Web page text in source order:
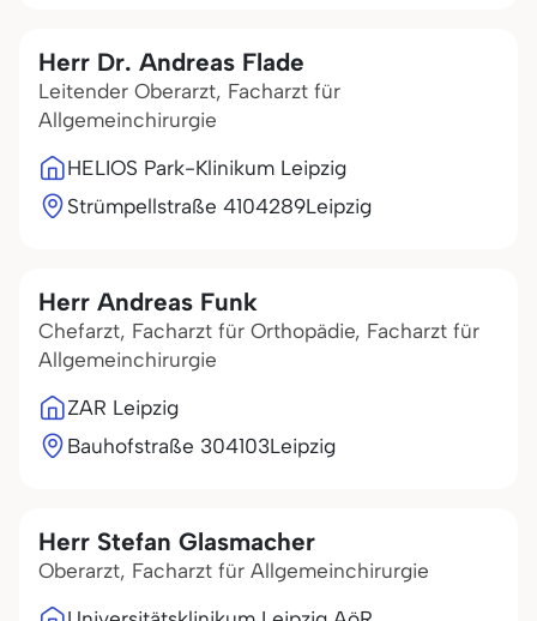
Herr Dr. Andreas Flade
Leitender Oberarzt, Facharzt für
Allgemeinchirurgie
HELIOS Park-Klinikum Leipzig
Strümpellstraße 4104289Leipzig
Herr Andreas Funk
Chefarzt, Facharzt für Orthopädie, Facharzt für
Allgemeinchirurgie
ZAR Leipzig
Bauhofstraße 304103Leipzig
Herr Stefan Glasmacher
Oberarzt, Facharzt für Allgemeinchirurgie